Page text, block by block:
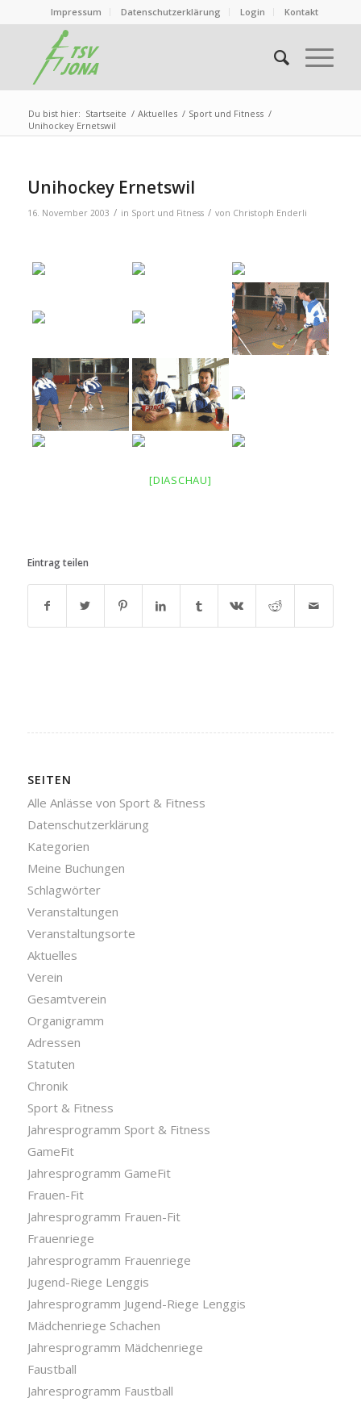
Impressum Datenschutzerklärung Login Kontakt
Du bist hier: Startseite / Aktuelles / Sport und Fitness /
Unihockey Ernetswil
Unihockey Ernetswil
16. November 2003 / in Sport und Fitness / von Christoph Enderli
[DIASCHAU]
Eintrag teilen
SEITEN
Alle Anlässe von Sport & Fitness
Datenschutzerklärung
Kategorien
Meine Buchungen
Schlagwörter
Veranstaltungen
Veranstaltungsorte
Aktuelles
Verein
Gesamtverein
Organigramm
Adressen
Statuten
Chronik
Sport & Fitness
Jahresprogramm Sport & Fitness
GameFit
Jahresprogramm GameFit
Frauen-Fit
Jahresprogramm Frauen-Fit
Frauenriege
Jahresprogramm Frauenriege
Jugend-Riege Lenggis
Jahresprogramm Jugend-Riege Lenggis
Mädchenriege Schachen
Jahresprogramm Mädchenriege
Faustball
Jahresprogramm Faustball